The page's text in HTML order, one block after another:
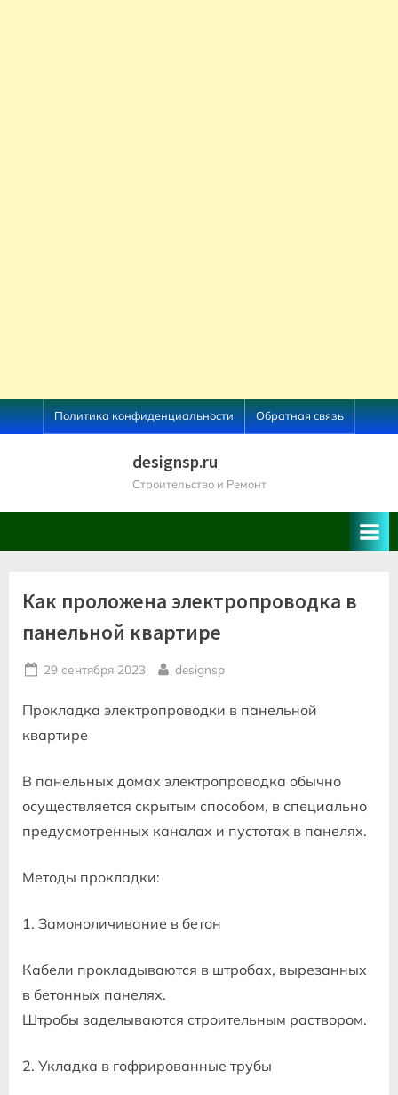
Skip
to
Политика конфиденциальности Обратная связь
designsp.ru
Строительство и Ремонт
Как проложена электропроводка в
панельной квартире
Posted
29 сентября 2023 By
designsp
Прокладка электропроводки в панельной
квартире
В панельных домах электропроводка обычно
осуществляется скрытым способом, в специально
предусмотренных каналах и пустотах в панелях.
Методы прокладки:
1. Замоноличивание в бетон
Кабели прокладываются в штробах, вырезанных
в бетонных панелях.
Штробы заделываются строительным раствором.
2. Укладка в гофрированные трубы